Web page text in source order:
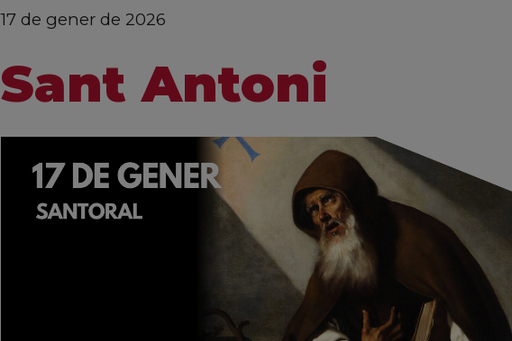
17 de gener de 2026
Sant Antoni